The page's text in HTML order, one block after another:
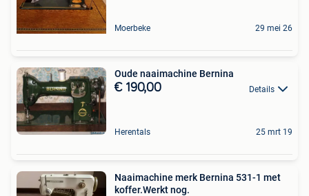
Moerbeke 29 mei 26
Oude naaimachine Bernina
€ 190,00 Details
Herentals 25 mrt 19
Naaimachine merk Bernina 531-1 met
koffer.Werkt nog.